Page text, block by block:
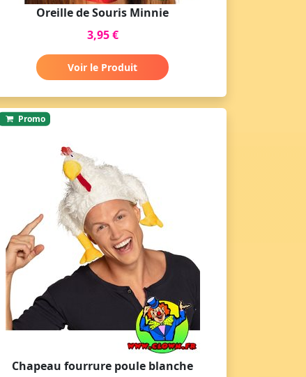
Oreille de Souris Minnie
3,95 €
Voir le Produit
Promo
Chapeau fourrure poule blanche